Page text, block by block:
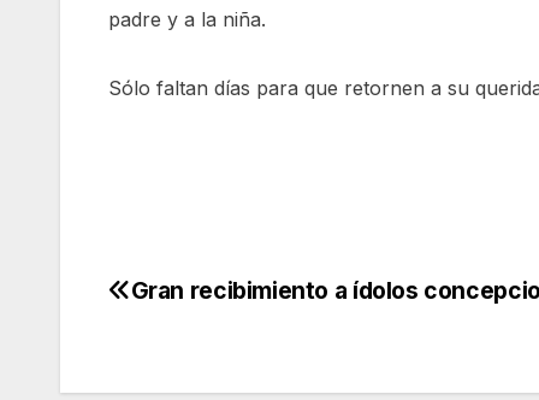
padre y a la niña.
Sólo faltan días para que retornen a su
Navegación
Gran recibimiento a ídolos